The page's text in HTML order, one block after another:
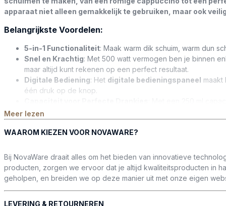
apparaat niet alleen gemakkelijk te gebruiken, maar ook
Belangrijkste Voordelen:
5-in-1 Functionaliteit: Maak warm dik schuim, warm dun
Snel en Krachtig: Met 500 watt vermogen ben je binnen
maar altijd kunt rekenen op een perfect resultaat.
Digitale Bediening: Het digitale bedieningspaneel maakt
één druk op de knop.
of gasten hebt.
Veiligheid en Gemak: Dankzij de automatische
maken over oververhitting of ongewenst doorwerken van
Waarom kies je voor de NovaWare Melkopschuimer?
5-in-1 functionaliteit: Maak warm dik schuim, warm dun
Snel en krachtig: Geniet van 500 watt vermogen en
Gebruiksgemak: Het digitale bedieningspaneel maakt
Meer lezen
WAAROM KIEZEN VOOR NOVAWARE?
Bij NovaWare draait alles om het bieden van innovatieve
producten, zorgen we ervoor dat je altijd kwaliteitsproducten in
geholpen, en breiden we op deze manier uit met onze eigen
LEVERING & RETOURNEREN